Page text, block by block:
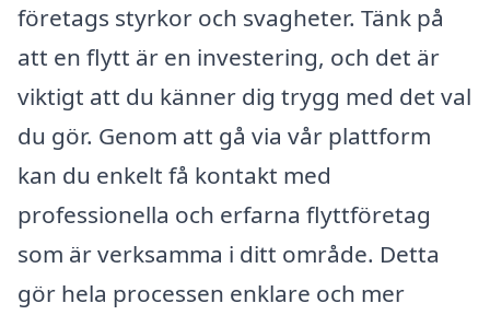
företags styrkor och svagheter. Tänk på
att en flytt är en investering, och det är
viktigt att du känner dig trygg med det val
du gör. Genom att gå via vår plattform
kan du enkelt få kontakt med
professionella och erfarna flyttföretag
som är verksamma i ditt område. Detta
gör hela processen enklare och mer